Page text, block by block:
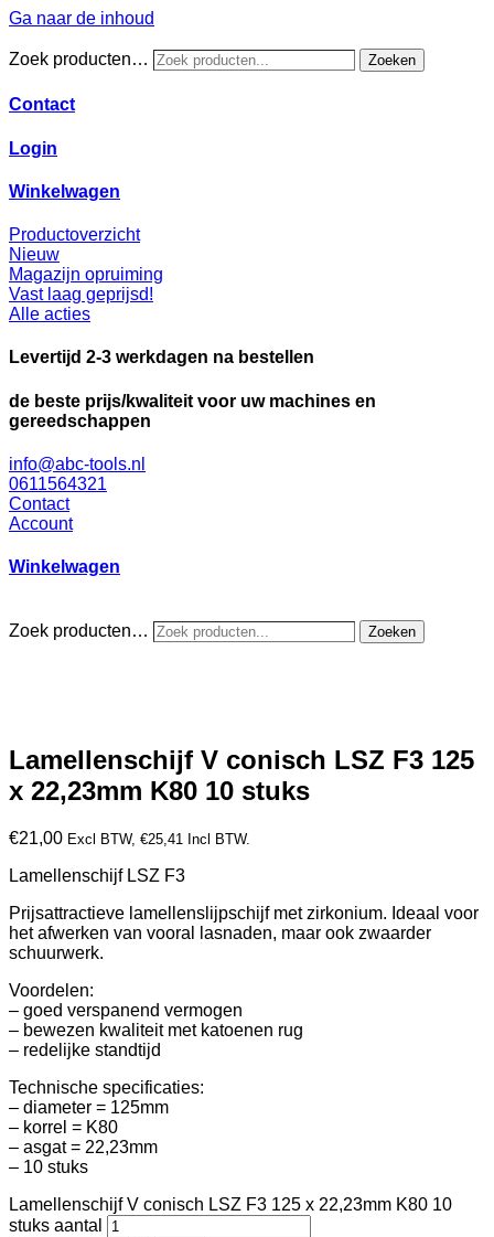
Ga naar de inhoud
Zoek producten… Zoeken
Contact
Login
Winkelwagen
Productoverzicht
Nieuw
Magazijn opruiming
Vast laag geprijsd!
Alle acties
Levertijd 2-3 werkdagen na bestellen
de beste prijs/kwaliteit voor uw machines en
gereedschappen
info@abc-tools.nl
0611564321
Contact
Account
Winkelwagen
Zoek producten… Zoeken
Lamellenschijf V conisch LSZ F3 125
x 22,23mm K80 10 stuks
€21,00 Excl BTW, €25,41 Incl BTW.
Lamellenschijf LSZ F3
Prijsattractieve lamellenslijpschijf met zirkonium. Ideaal voor
het afwerken van vooral lasnaden, maar ook zwaarder
schuurwerk.
Voordelen:
– goed verspanend vermogen
– bewezen kwaliteit met katoenen rug
– redelijke standtijd
Technische specificaties:
– diameter = 125mm
– korrel = K80
– asgat = 22,23mm
– 10 stuks
Lamellenschijf V conisch LSZ F3 125 x 22,23mm K80 10
stuks aantal